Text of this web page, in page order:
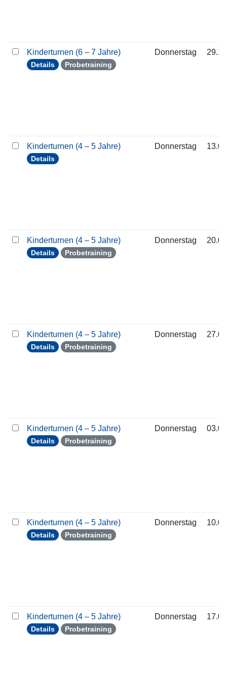
Kinderturnen (6 – 7 Jahre)
Details Probetraining
Donnerstag
Kinderturnen (4 – 5 Jahre)
Details
Donnerstag
Kinderturnen (4 – 5 Jahre)
Details Probetraining
Donnerstag
Kinderturnen (4 – 5 Jahre)
Details Probetraining
Donnerstag
Kinderturnen (4 – 5 Jahre)
Details Probetraining
Donnerstag
Kinderturnen (4 – 5 Jahre)
Details Probetraining
Donnerstag
Kinderturnen (4 – 5 Jahre)
Details Probetraining
Donnerstag